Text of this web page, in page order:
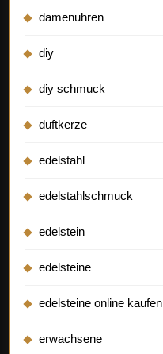
damenuhren
diy
diy schmuck
duftkerze
edelstahl
edelstahlschmuck
edelstein
edelsteine
edelsteine online kaufen
erwachsene